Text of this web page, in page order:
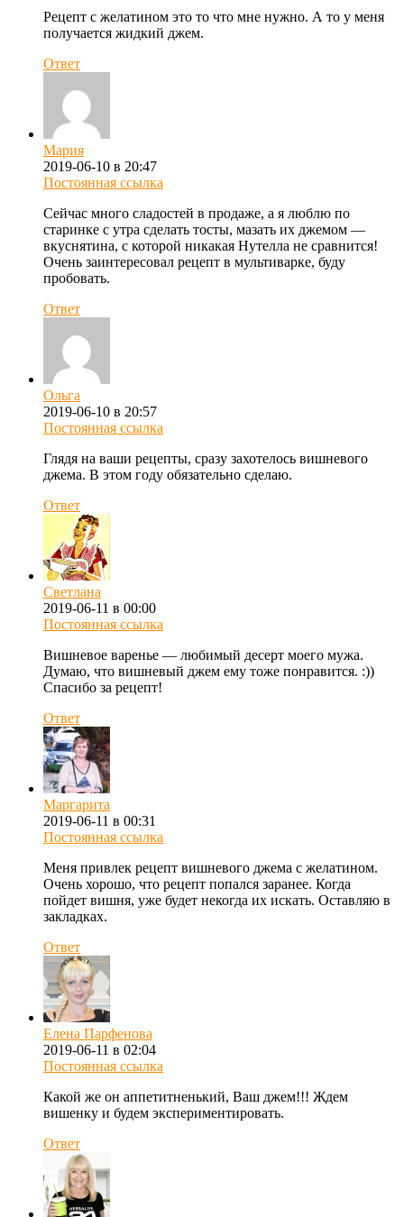
Рецепт с желатином это то что мне нужно. А то у меня
получается жидкий джем.
Ответ
Мария
2019-06-10 в 20:47
Постоянная ссылка
Сейчас много сладостей в продаже, а я люблю по
старинке с утра сделать тосты, мазать их джемом —
вкуснятина, с которой никакая Нутелла не сравнится!
Очень заинтересовал рецепт в мультиварке, буду
пробовать.
Ответ
Ольга
2019-06-10 в 20:57
Постоянная ссылка
Глядя на ваши рецепты, сразу захотелось вишневого
джема. В этом году обязательно сделаю.
Ответ
Светлана
2019-06-11 в 00:00
Постоянная ссылка
Вишневое варенье — любимый десерт моего мужа.
Думаю, что вишневый джем ему тоже понравится. :))
Спасибо за рецепт!
Ответ
Маргарита
2019-06-11 в 00:31
Постоянная ссылка
Меня привлек рецепт вишневого джема с желатином.
Очень хорошо, что рецепт попался заранее. Когда
пойдет вишня, уже будет некогда их искать. Оставляю в
закладках.
Ответ
Елена Парфенова
2019-06-11 в 02:04
Постоянная ссылка
Какой же он аппетитненький, Ваш джем!!! Ждем
вишенку и будем экспериментировать.
Ответ